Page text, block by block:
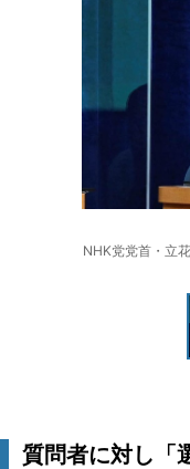
NHK党党首・立
質問者に対し「